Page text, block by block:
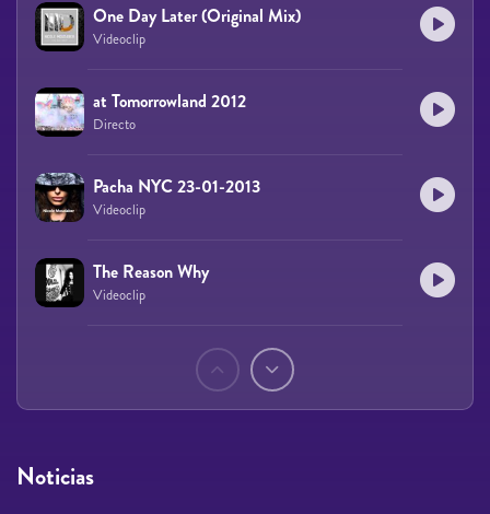
Noticias
One Day Later (Original Mix)
Videoclip
at Tomorrowland 2012
Directo
Pacha NYC 23-01-2013
Videoclip
The Reason Why
Videoclip